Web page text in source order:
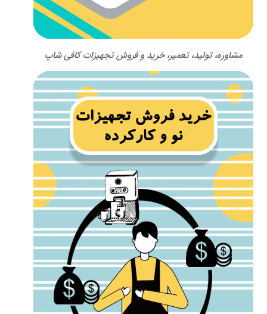
مشاوره، تولید، تعمیر، خرید و فروش تجهیزات کافی شاپ